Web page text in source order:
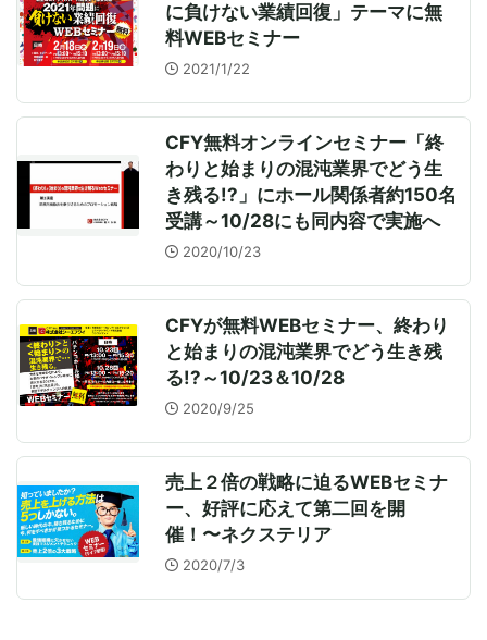
に負けない業績回復」テーマに無
料WEBセミナー
2021/1/22
CFY無料オンラインセミナー「終
わりと始まりの混沌業界でどう生
き残る!?」にホール関係者約150名
受講～10/28にも同内容で実施へ
2020/10/23
CFYが無料WEBセミナー、終わり
と始まりの混沌業界でどう生き残
る!?～10/23＆10/28
2020/9/25
売上２倍の戦略に迫るWEBセミナ
ー、好評に応えて第二回を開
催！〜ネクステリア
2020/7/3